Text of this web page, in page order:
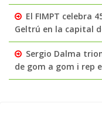
El FIMPT celebra
Geltrú en la capital
Sergio Dalma
de gom a gom i rep